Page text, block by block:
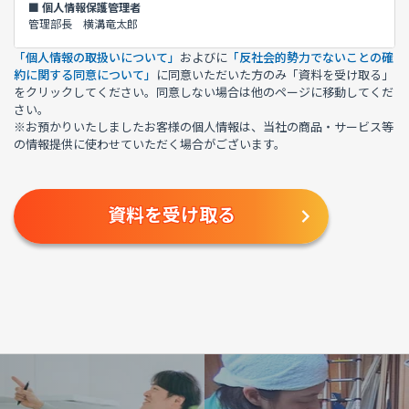
■ 個人情報保護管理者
管理部長 横溝竜太郎
■ 利用目的
(1)お客様からのお問い合わせに、回答させていただくため
(2)各種資料の送付、その他、お客様がお求めになられたサービスをご
提供するため
(3)お客様へ新たな当社のサービスの立案や、サービス内容の充実等に
反映させていただくため
■ 個人情報の第三者提供について
法令に基づく場合を除き、あらかじめご本人の同意を得ることなく、個
利用目的の達成に必要な範囲内において、他の事業者へ個人情報を委託
この場合には、個人情報保護体制が整備された委託先を選定するととも
に、個人情報保護に関する契約を締結します。
「個人情報の取扱いについて」 およびに 「反社会的勢力でないことの確
約に関する同意について」 に同意いただいた方のみ「資料を受け取る」
をクリックしてください。同意しない場合は他のページに移動してくだ
さい。
※お預かりいたしましたお客様の個人情報は、当社の商品・サービス等
の情報提供に使わせていただく場合がございます。